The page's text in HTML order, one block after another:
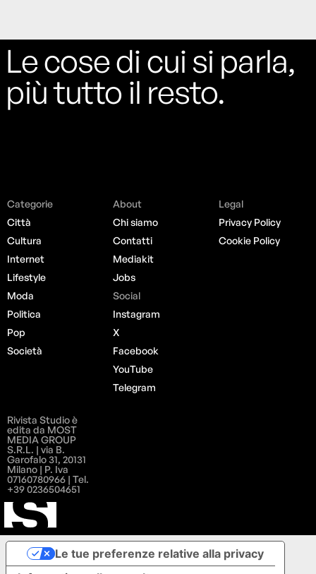
Le cose di cui si parla,
più tutto il resto.
Categorie
Città
Cultura
Internet
Lifestyle
Moda
Politica
Pop
Società
About
Chi siamo
Contatti
Mediakit
Jobs
Social
Instagram
X
Facebook
YouTube
Telegram
Legal
Privacy Policy
Cookie Policy
Rivista Studio è
edita da MOST
MEDIA GROUP
S.R.L. | via B.
Garofalo 31, 20131
Milano | P. Iva
07160780966 | Tel.
+39 0236504651
Le tue preferenze relative alla privacy